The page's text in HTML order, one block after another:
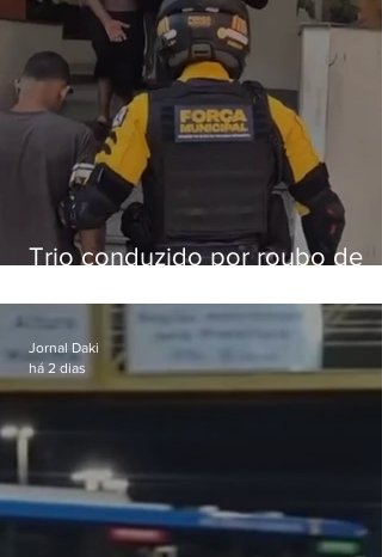
Trio conduzido por roubo de
passagens
Jornal Daki
há 2 dias